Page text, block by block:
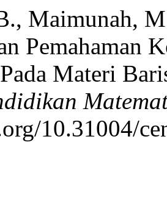
Maimunah,
Pemahaman
Materi
10.31004/